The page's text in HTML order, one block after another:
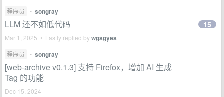
程序员 • songray
LLM 还不如低代码
Mar 1, 2025 • Lastly replied bywgsgyes
15
程序员 • songray
[web-archive v0.1.3] 支持 Firefox，增加 AI 生成
Tag 的功能
Dec 15, 2024